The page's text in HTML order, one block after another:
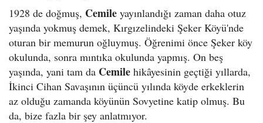
1928 de doğmuş, Cemile yayınlandığı zaman daha otuz
yaşında yokmuş demek, Kırgızelindeki Şeker Köyü'nde
oturan bir memurun oğluymuş. Öğrenimi önce Şeker köy
okulunda, sonra mıntıka okulunda yapmış. On beş
yaşında, yani tam da Cemile hikâyesinin geçtiği yıllarda,
İkinci Cihan Savaşının üçüncü yılında köyde erkeklerin
az olduğu zamanda köyünün Sovyetine katip olmuş. Bu
da, bize fazla bir şey anlatmıyor.